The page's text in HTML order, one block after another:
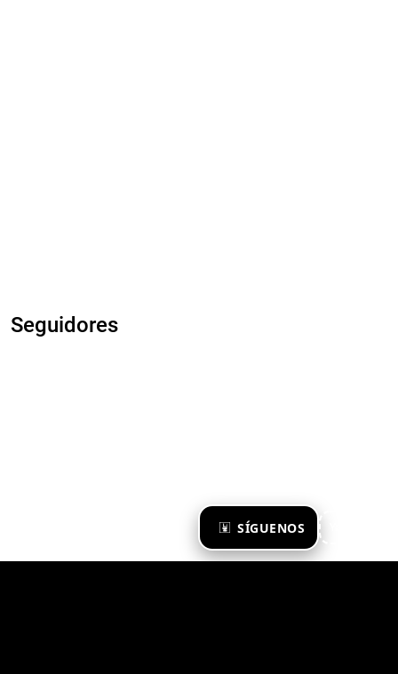
SÍGUENOS
Seguidores